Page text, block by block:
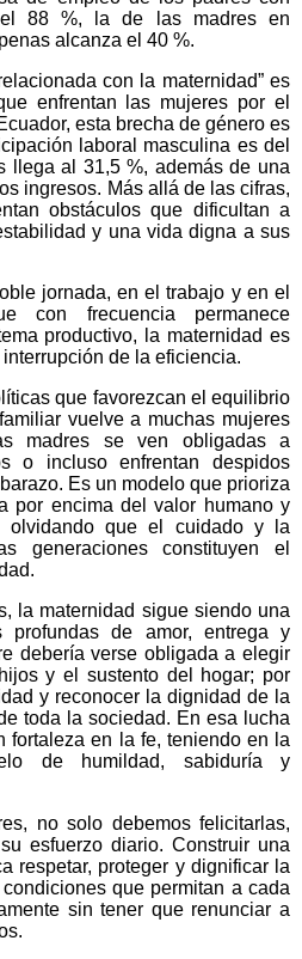
el 88 %, la de las madres en
alcanza el 40 %.
con la maternidad” es
enfrentan las mujeres por el
esta brecha de género es
laboral masculina es del
llega al 31,5 %, además de una
ingresos. Más allá de las cifras,
obstáculos que dificultan a
y una vida digna a sus
jornada, en el trabajo y en el
con frecuencia permanece
productivo, la maternidad es
de la eficiencia.
que favorezcan el equilibrio
vuelve a muchas mujeres
madres se ven obligadas a
o incluso enfrentan despidos
Es un modelo que prioriza
por encima del valor humano y
olvidando que el cuidado y la
generaciones constituyen el
la maternidad sigue siendo una
profundas de amor, entrega y
debería verse obligada a elegir
y el sustento del hogar; por
y reconocer la dignidad de la
toda la sociedad. En esa lucha
fortaleza en la fe, teniendo en la
de humildad, sabiduría y
no solo debemos felicitarlas,
esfuerzo diario. Construir una
respetar, proteger y dignificar la
que permitan a cada
sin tener que renunciar a